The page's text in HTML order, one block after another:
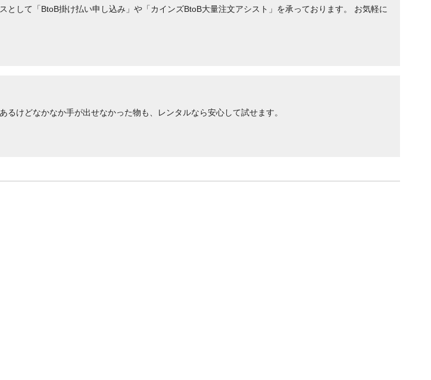
として「BtoB掛け払い申し込み」や「カインズBtoB大量注文アシスト」を承っております。 お気軽に
るけどなかなか手が出せなかった物も、レンタルなら安心して試せます。